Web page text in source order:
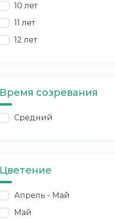
10 лет
11 лет
12 лет
Время созревания
Средний
Цветение
Апрель - Май
Май